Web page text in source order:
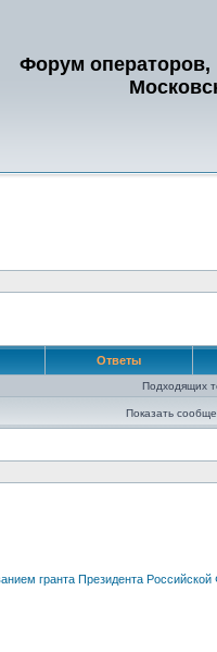
Форум операторов,
Ответы
Подходящих
Показать